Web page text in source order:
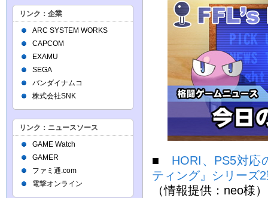
■ HORI、PS5対応
ティング』シリーズ
（情報提供：neo様）
リンク：企業
ARC SYSTEM WORKS
CAPCOM
EXAMU
SEGA
バンダイナムコ
株式会社SNK
リンク：ニュースソース
GAME Watch
GAMER
ファミ通.com
電撃オンライン